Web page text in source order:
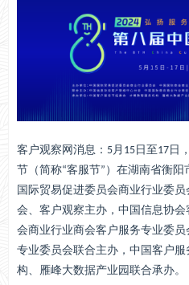
客户观察网消息：5月15日至17日
节（简称“客服节”）在湖南省衡
国际贸易促进委员会商业行业委
会、客户观察主办，中国信息协
会商业行业商会客户服务专业委
专业委员会联合主办，中国客户
构、雁峰大数据产业园联合承办。